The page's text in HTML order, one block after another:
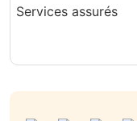
Services assurés